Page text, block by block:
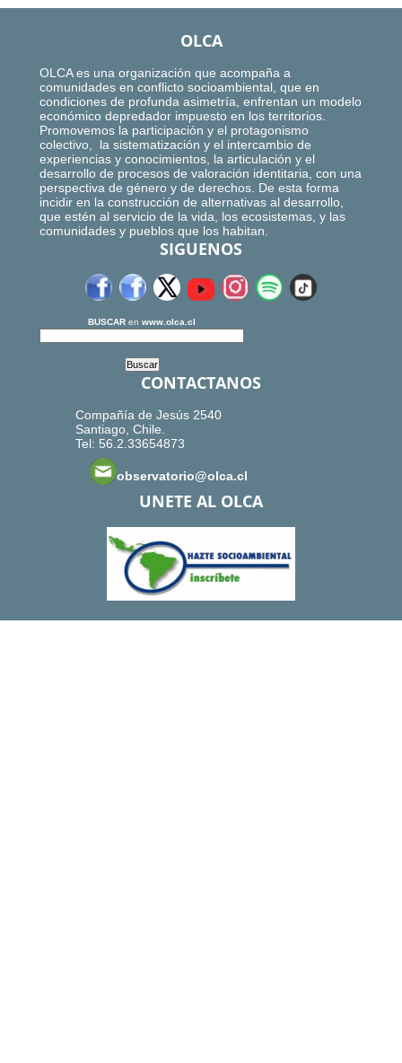
OLCA
OLCA es una organización que acompaña a
comunidades en conflicto socioambiental, que en
condiciones de profunda asimetría, enfrentan un modelo
económico depredador impuesto en los territorios.
Promovemos la participación y el protagonismo
colectivo, la sistematización y el intercambio de
experiencias y conocimientos, la articulación y el
desarrollo de procesos de valoración identitaria, con una
perspectiva de género y de derechos. De esta forma
incidir en la construcción de alternativas al desarrollo,
que estén al servicio de la vida, los ecosistemas, y las
comunidades y pueblos que los habitan.
SIGUENOS
BUSCAR en www.olca.cl
CONTACTANOS
Compañía de Jesús 2540
Santiago, Chile.
Tel: 56.2.33654873
observatorio@olca.cl
UNETE AL OLCA